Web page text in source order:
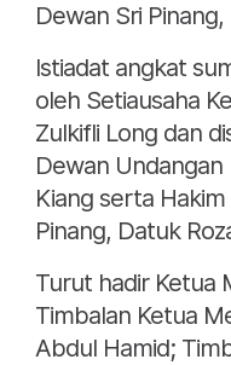
Dewan Sri
Istiadat angkat
oleh Setiausaha
Zulkifli Long dan
Dewan
Kiang serta
Pinang, Datuk
Turut hadir Ketua
Timbalan Ketua
Abdul Hamid;